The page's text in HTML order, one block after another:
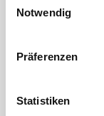
Notwendig
Präferenzen
Statistiken
SELFCLEAN